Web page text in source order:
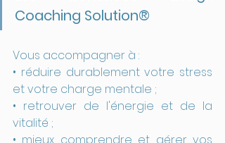
Coaching Solution®
Vous accompagner à :
• réduire durablement votre stress
et votre charge mentale ;
• retrouver de l'énergie et de la
vitalité ;